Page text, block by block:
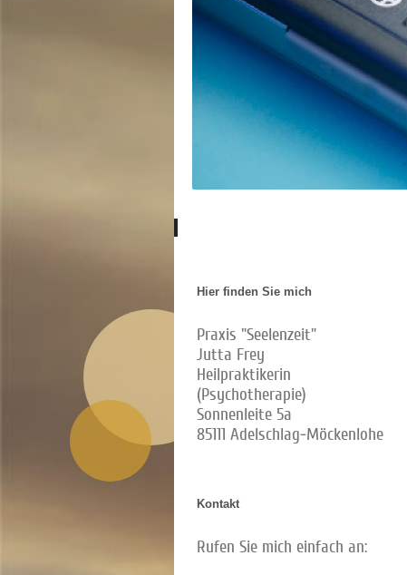
Hier finden Sie mich
Praxis "Seelenzeit"
Jutta Frey
Heilpraktikerin
(Psychotherapie)
Sonnenleite 5a
85111 Adelschlag-Möckenlohe
Kontakt
Rufen Sie mich einfach an: